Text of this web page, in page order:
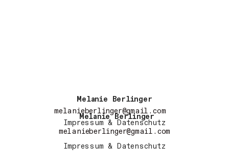
Melanie Berlinger
melanieberlinger@gmail.com
Impressum & Datenschutz
Melanie Berlinger
melanieberlinger@gmail.com
Impressum & Datenschutz